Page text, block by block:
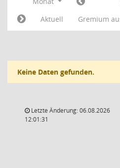
Aktuell
Gremium
Keine Daten gefunden.
Letzte Änderung: 06.08.2026
12:01:31